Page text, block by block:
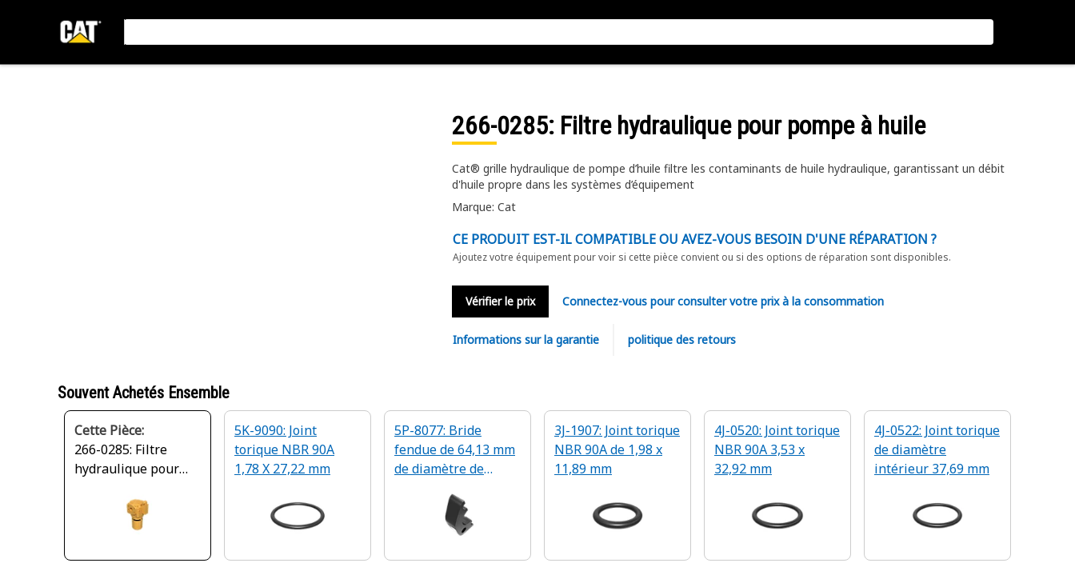
266-0285: Filtre hydraulique pour pompe à huile
Cat® grille hydraulique de pompe d’huile filtre les contaminants de huile hydraulique, garantissant un débit
d'huile propre dans les systèmes d’équipement
Marque: Cat
CE PRODUIT EST-IL COMPATIBLE OU AVEZ-VOUS BESOIN D'UNE RÉPARATION ?
Ajoutez votre équipement pour voir si cette pièce convient ou si des options de réparation sont disponibles.
Vérifier le prix Connectez-vous pour consulter votre prix à la consommation
Informations sur la garantie politique des retours
Souvent Achetés Ensemble
Cette Pièce:
266-0285: Filtre
hydraulique pour
5K-9090: Joint
torique NBR 90A
1,78 X 27,22 mm
5P-8077: Bride
fendue de 64,13 mm
de diamètre de
3J-1907: Joint torique
NBR 90A de 1,98 x
11,89 mm
4J-0520: Joint torique
NBR 90A 3,53 x
32,92 mm
4J-0522: Joint torique
de diamètre
intérieur 37,69 mm